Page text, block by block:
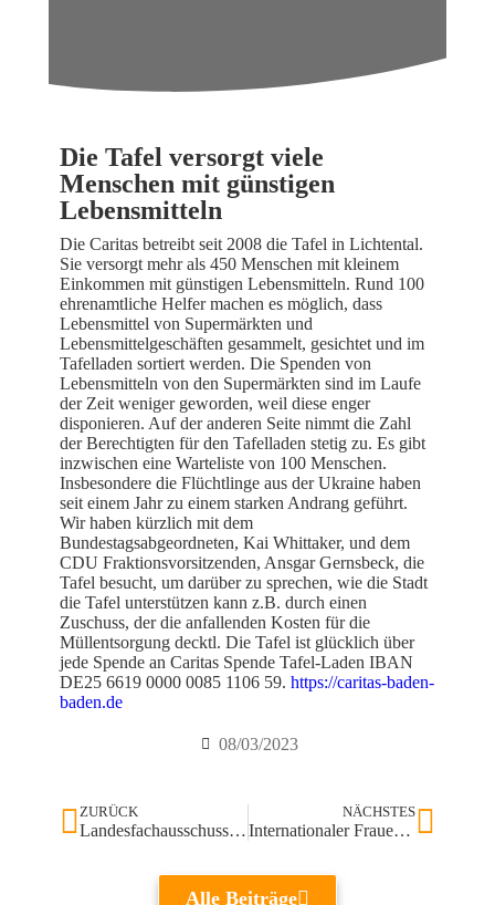
Die Tafel versorgt viele
Menschen mit günstigen
Lebensmitteln
Die Caritas betreibt seit 2008 die Tafel in Lichtental.
Sie versorgt mehr als 450 Menschen mit kleinem
Einkommen mit günstigen Lebensmitteln. Rund 100
ehrenamtliche Helfer machen es möglich, dass
Lebensmittel von Supermärkten und
Lebensmittelgeschäften gesammelt, gesichtet und im
Tafelladen sortiert werden. Die Spenden von
Lebensmitteln von den Supermärkten sind im Laufe
der Zeit weniger geworden, weil diese enger
disponieren. Auf der anderen Seite nimmt die Zahl
der Berechtigten für den Tafelladen stetig zu. Es gibt
inzwischen eine Warteliste von 100 Menschen.
Insbesondere die Flüchtlinge aus der Ukraine haben
seit einem Jahr zu einem starken Andrang geführt.
Wir haben kürzlich mit dem
Bundestagsabgeordneten, Kai Whittaker, und dem
CDU Fraktionsvorsitzenden, Ansgar Gernsbeck, die
Tafel besucht, um darüber zu sprechen, wie die Stadt
die Tafel unterstützen kann z.B. durch einen
Zuschuss, der die anfallenden Kosten für die
Müllentsorgung decktl. Die Tafel ist glücklich über
jede Spende an Caritas Spende Tafel-Laden IBAN
DE25 6619 0000 0085 1106 59. https://caritas-baden-
baden.de
08/03/2023
ZURÜCK
Landesfachausschuss im Dialog mit Feuerwehr und Rettungsleitstelle
NÄCHSTES
Internationaler Frauentag mit gut besuchtem Frauenfrühstück
Alle Beiträge